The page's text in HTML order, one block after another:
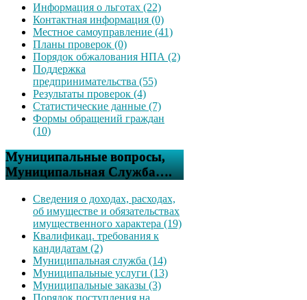
Информация о льготах (22)
Контактная информация (0)
Местное самоуправление (41)
Планы проверок (0)
Порядок обжалования НПА (2)
Поддержка
предпринимательства (55)
Результаты проверок (4)
Статистические данные (7)
Формы обращений граждан
(10)
Муниципальные вопросы,
Муниципальная Служба….
Сведения о доходах, расходах,
об имуществе и обязательствах
имущественного характера (19)
Квалификац. требования к
кандидатам (2)
Муниципальная служба (14)
Муниципальные услуги (13)
Муниципальные заказы (3)
Порядок поступления на